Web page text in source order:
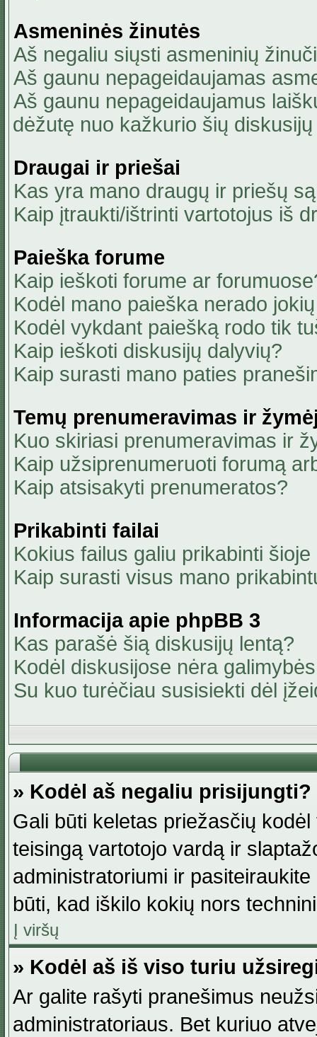
Asmeninės žinutės
Aš negaliu siųsti asmeninių
Aš gaunu nepageidaujamas
Aš gaunu nepageidaujamus
dėžutę nuo kažkurio šių
Draugai ir priešai
Kas yra mano draugų ir priešų
Kaip įtraukti/ištrinti vartotojus iš
Paieška forume
Kaip ieškoti forume ar
Kodėl mano paieška nerado
Kodėl vykdant paiešką rodo tik
Kaip ieškoti diskusijų dalyvių?
Kaip surasti mano paties
Temų prenumeravimas ir
Kuo skiriasi prenumeravimas ir
Kaip užsiprenumeruoti forumą
Kaip atsisakyti prenumeratos?
Prikabinti failai
Kokius failus galiu prikabinti
Kaip surasti visus mano
Informacija apie phpBB 3
Kas parašė šią diskusijų lentą?
Kodėl diskusijose nėra
Su kuo turėčiau susisiekti dėl
» Kodėl aš negaliu prisijungti?
Gali būti keletas priežasčių
teisingą vartotojo vardą ir
administratoriumi ir
būti, kad iškilo kokių nors
Į viršų
» Kodėl aš iš viso turiu
Ar galite rašyti pranešimus
administratoriaus. Bet kuriuo